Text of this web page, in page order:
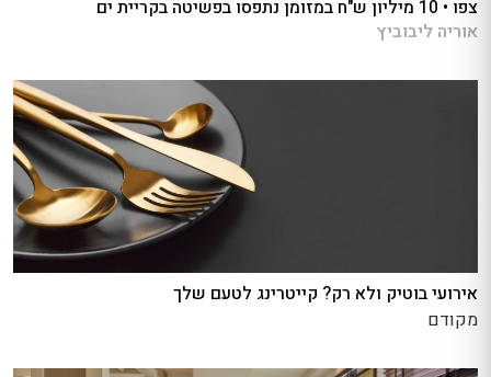
צפו • 10 מיליון ש"ח במזומן נתפסו בפשיטה בקריית ים
אוריה ליבוביץ
אירועי בוטיק ולא רק? קייטרינג לטעם שלך
מקודם